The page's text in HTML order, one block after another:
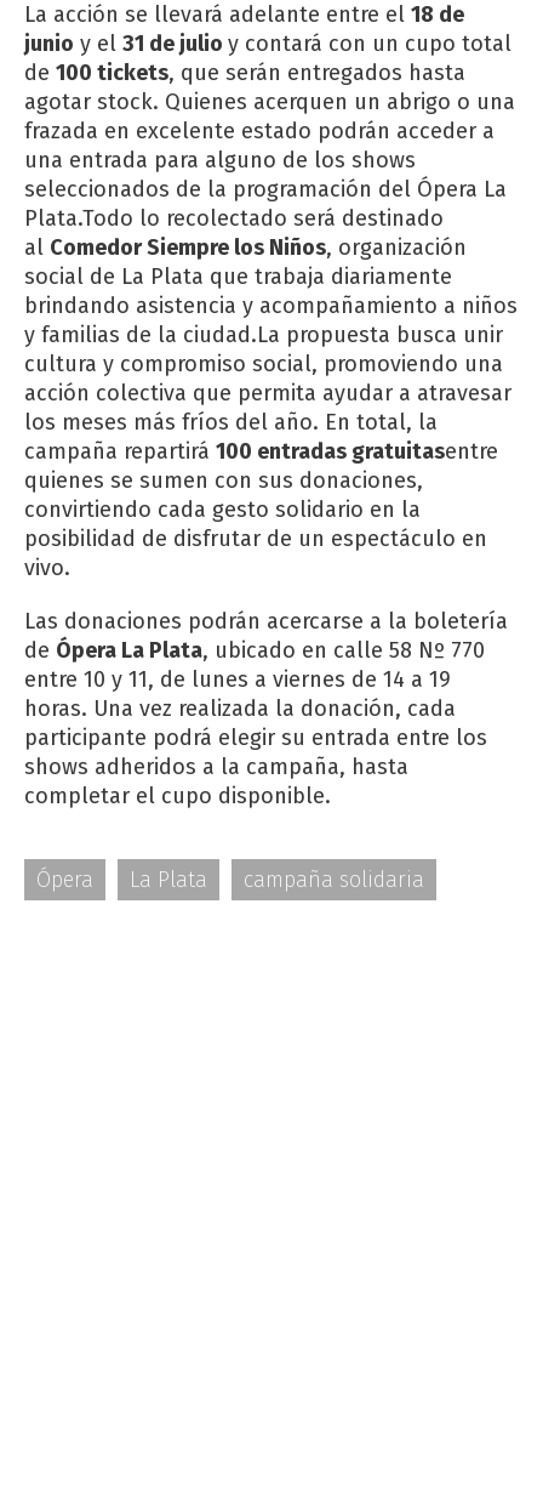
La acción se llevará adelante entre el 18 de
junio y el 31 de julio y contará con un cupo total
de 100 tickets, que serán entregados hasta
agotar stock. Quienes acerquen un abrigo o una
frazada en excelente estado podrán acceder a
una entrada para alguno de los shows
seleccionados de la programación del Ópera La
Plata.Todo lo recolectado será destinado
al Comedor Siempre los Niños, organización
social de La Plata que trabaja diariamente
brindando asistencia y acompañamiento a niños
y familias de la ciudad.La propuesta busca unir
cultura y compromiso social, promoviendo una
acción colectiva que permita ayudar a atravesar
los meses más fríos del año. En total, la
campaña repartirá 100 entradas gratuitasentre
quienes se sumen con sus donaciones,
convirtiendo cada gesto solidario en la
posibilidad de disfrutar de un espectáculo en
vivo.
Las donaciones podrán acercarse a la boletería
de Ópera La Plata, ubicado en calle 58 Nº 770
entre 10 y 11, de lunes a viernes de 14 a 19
horas. Una vez realizada la donación, cada
participante podrá elegir su entrada entre los
shows adheridos a la campaña, hasta
completar el cupo disponible.
Ópera La Plata campaña solidaria